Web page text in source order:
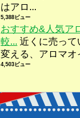
はアロ...
5,388ビュー
おすすめ&人気ア
較... 近くに売って
変える、アロマオ
4,503ビュー